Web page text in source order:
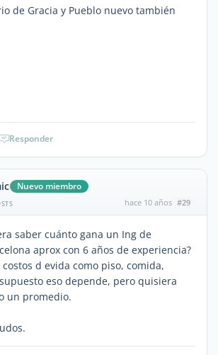
de Gracia y Pueblo nuevo también
Responder
Nuevo miembro
hace 10 años #29
saber cuánto gana un Ing de
aprox con 6 años de experiencia?
d evida como piso, comida,
eso depende, pero quisiera
un promedio.